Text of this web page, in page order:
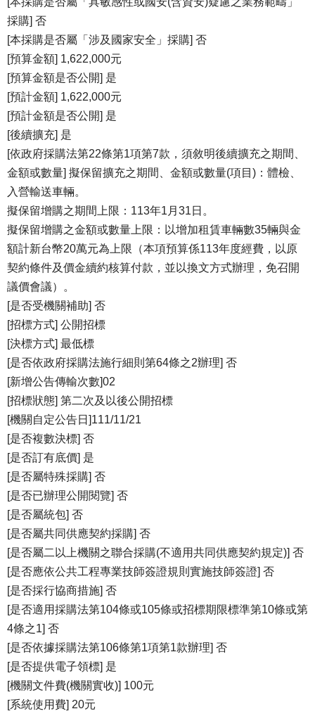
採購] 否
[本採購是否屬「涉及國家安全」採購] 否
[預算金額] 1,622,000元
[預算金額是否公開] 是
[預計金額] 1,622,000元
[預計金額是否公開] 是
[後續擴充] 是
[依政府採購法第22條第1項第7款，須敘明後續擴充之期間、
金額或數量] 擬保留擴充之期間、金額或數量(項目)：體檢、
入營輸送車輛。
擬保留增購之期間上限：113年1月31日。
擬保留增購之金額或數量上限：以增加租賃車輛數35輛與金
額計新台幣20萬元為上限（本項預算係113年度經費，以原
契約條件及價金續約核算付款，並以換文方式辦理，免召開
議價會議）。
[是否受機關補助] 否
[招標方式] 公開招標
[決標方式] 最低標
[是否依政府採購法施行細則第64條之2辦理] 否
[新增公告傳輸次數]02
[招標狀態] 第二次及以後公開招標
[機關自定公告日]111/11/21
[是否複數決標] 否
[是否訂有底價] 是
[是否屬特殊採購] 否
[是否已辦理公開閱覽] 否
[是否屬統包] 否
[是否屬共同供應契約採購] 否
[是否屬二以上機關之聯合採購(不適用共同供應契約規定)] 否
[是否應依公共工程專業技師簽證規則實施技師簽證] 否
[是否採行協商措施] 否
[是否適用採購法第104條或105條或招標期限標準第10條或第
4條之1] 否
[是否依據採購法第106條第1項第1款辦理] 否
[是否提供電子領標] 是
[機關文件費(機關實收)] 100元
[系統使用費] 20元